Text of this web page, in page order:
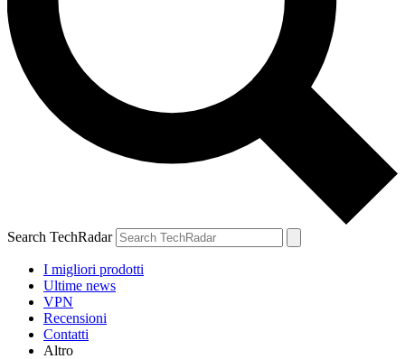
Search TechRadar
I migliori prodotti
Ultime news
VPN
Recensioni
Contatti
Altro